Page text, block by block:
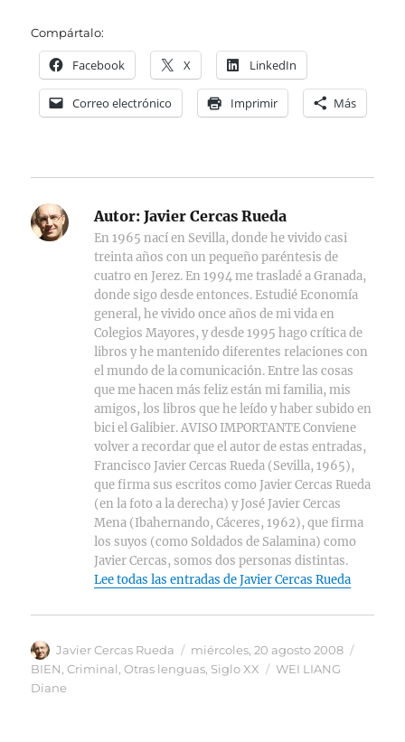
Compártalo:
Facebook X LinkedIn
Correo electrónico Imprimir Más
Autor: Javier Cercas Rueda
En 1965 nací en Sevilla, donde he vivido casi
treinta años con un pequeño paréntesis de
cuatro en Jerez. En 1994 me trasladé a Granada,
donde sigo desde entonces. Estudié Economía
general, he vivido once años de mi vida en
Colegios Mayores, y desde 1995 hago crítica de
libros y he mantenido diferentes relaciones con
el mundo de la comunicación. Entre las cosas
que me hacen más feliz están mi familia, mis
amigos, los libros que he leído y haber subido en
bici el Galibier. AVISO IMPORTANTE Conviene
volver a recordar que el autor de estas entradas,
Francisco Javier Cercas Rueda (Sevilla, 1965),
que firma sus escritos como Javier Cercas Rueda
(en la foto a la derecha) y José Javier Cercas
Mena (Ibahernando, Cáceres, 1962), que firma
los suyos (como Soldados de Salamina) como
Javier Cercas, somos dos personas distintas.
Lee todas las entradas de Javier Cercas Rueda
Autor
Javier Cercas Rueda
Publicado
el
miércoles, 20 agosto 2008
BIEN ,Criminal ,Otras lenguas Siglo XX Etiquetas
WEI LIANG
Diane